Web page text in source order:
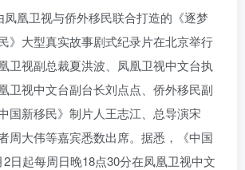
凤凰卫视与侨外移民联合打造的《逐梦
》大型真实故事剧式纪录片在北京举行
卫视副总裁夏洪波、凤凰卫视中文台执
卫视中文台副台长刘点点、侨外移民副
国新移民》制片人王志江、总导演宋
周大伟等嘉宾悉数出席。据悉，《中国
日起每周日晚18点30分在凤凰卫视中文